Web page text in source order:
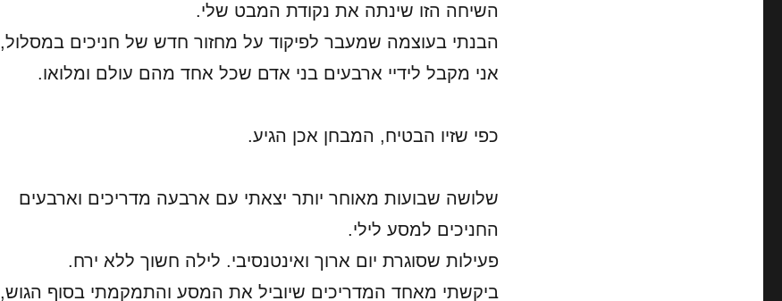
השיחה הזו שינתה את נקודת המבט שלי.
הבנתי בעוצמה שמעבר לפיקוד על מחזור חדש של חניכים במסלול,
אני מקבל לידיי ארבעים בני אדם שכל אחד מהם עולם ומלואו.
כפי שזיו הבטיח, המבחן אכן הגיע.
שלושה שבועות מאוחר יותר יצאתי עם ארבעה מדריכים וארבעים
החניכים למסע לילי.
פעילות שסוגרת יום ארוך ואינטנסיבי. לילה חשוך ללא ירח.
ביקשתי מאחד המדריכים שיוביל את המסע והתמקמתי בסוף הגוש,